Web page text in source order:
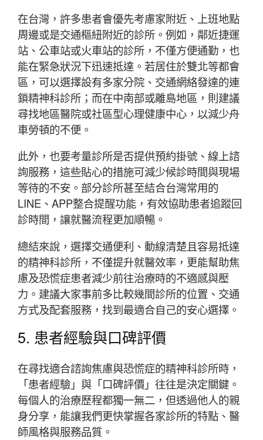
在台灣，許多患者會優先考慮家附近、上班地點
周邊或是交通樞紐附近的診所。例如，鄰近捷運
站、公車站或火車站的診所，不僅方便通勤，也
能在緊急狀況下迅速抵達。若居住於雙北等都會
區，可以選擇設有多家分院、交通網絡發達的連
鎖精神科診所；而在中南部或離島地區，則建議
尋找地區醫院或社區型心理健康中心，以減少舟
車勞頓的不便。
此外，也要考量診所是否提供預約掛號、線上諮
詢服務，這些貼心的措施可減少候診時間與現場
等待的不安。部分診所甚至結合台灣常用的
LINE、APP整合提醒功能，有效協助患者追蹤回
診時間，讓就醫流程更加順暢。
總結來說，選擇交通便利、動線清楚且容易抵達
的精神科診所，不僅提升就醫效率，更能幫助焦
慮及恐慌症患者減少前往治療時的不適感與壓
力。建議大家事前多比較幾間診所的位置、交通
方式及配套服務，找到最適合自己的安心選擇。
5. 患者經驗與口碑評價
在尋找適合諮詢焦慮與恐慌症的精神科診所時，
「患者經驗」與「口碑評價」往往是決定關鍵。
每個人的治療歷程都獨一無二，但透過他人的親
身分享，能讓我們更快掌握各家診所的特點、醫
師風格與服務品質。